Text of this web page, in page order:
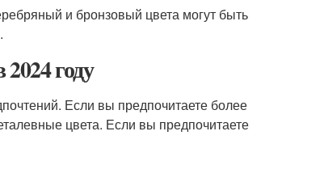
и бронзовый цвета могут быть
году
Если вы предпочитаете более
цвета. Если вы предпочитаете